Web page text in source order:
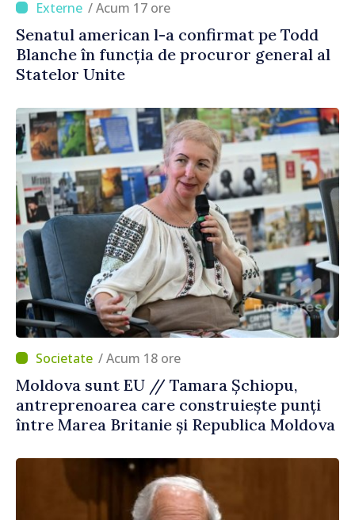
/ Acum 17 ore
Senatul american l-a confirmat pe Todd
Blanche în funcția de procuror general al
Statelor Unite
/ Acum 18 ore
Moldova sunt EU // Tamara Șchiopu,
antreprenoarea care construiește punți
între Marea Britanie și Republica Moldova